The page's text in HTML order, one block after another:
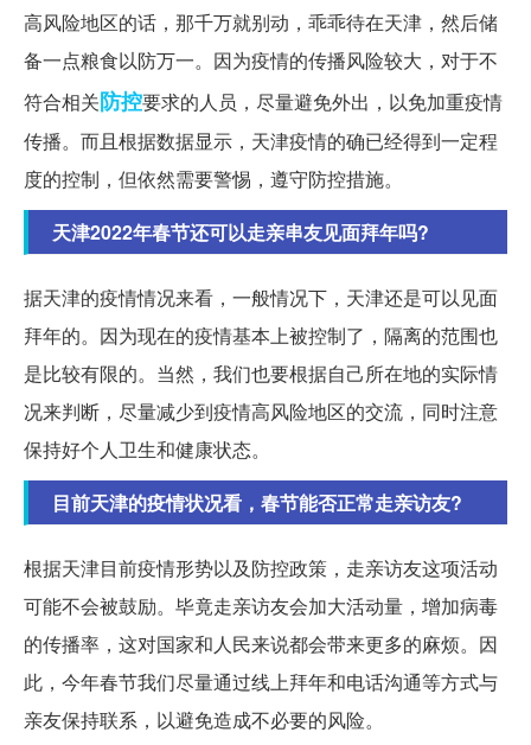
高风险地区的话，那千万就别动，乖乖待在天津，然后储
备一点粮食以防万一。因为疫情的传播风险较大，对于不
符合相关防控要求的人员，尽量避免外出，以免加重疫情
传播。而且根据数据显示，天津疫情的确已经得到一定程
度的控制，但依然需要警惕，遵守防控措施。
天津2022年春节还可以走亲串友见面拜年吗?
据天津的疫情情况来看，一般情况下，天津还是可以见面
拜年的。因为现在的疫情基本上被控制了，隔离的范围也
是比较有限的。当然，我们也要根据自己所在地的实际情
况来判断，尽量减少到疫情高风险地区的交流，同时注意
保持好个人卫生和健康状态。
目前天津的疫情状况看，春节能否正常走亲访友?
根据天津目前疫情形势以及防控政策，走亲访友这项活动
可能不会被鼓励。毕竟走亲访友会加大活动量，增加病毒
的传播率，这对国家和人民来说都会带来更多的麻烦。因
此，今年春节我们尽量通过线上拜年和电话沟通等方式与
亲友保持联系，以避免造成不必要的风险。